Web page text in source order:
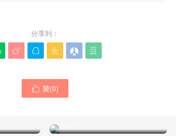
分享到：
    
 贊(0)
BOTTEGA VENETA葆蝶家
Sardine